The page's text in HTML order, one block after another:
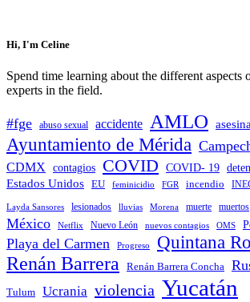
Hi, I'm Celine
Spend time learning about the different aspects
experts in the field.
#fge abuso sexual accidente AMLO
Ayuntamiento de Mérida
CDMX contagios COVID COVID- 19
Estados Unidos EU feminicidio FGR incendio
Layda Sansores lesionados lluvias Morena muerte muertos
México Netflix Nuevo León nuevos contagios OMS
Playa del Carmen Progreso Quintana
Renán Barrera Renán Barrera Concha
Tulum Ucrania violencia Yucatán